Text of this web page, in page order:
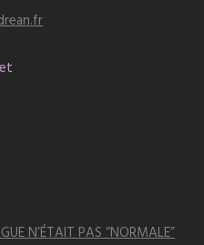
N’ÉTAIT PAS “NORMALE”